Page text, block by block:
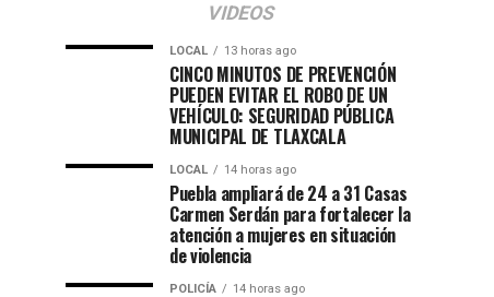
VIDEOS
LOCAL 13 horas ago
CINCO MINUTOS DE PREVENCIÓN
PUEDEN EVITAR EL ROBO DE UN
VEHÍCULO: SEGURIDAD PÚBLICA
MUNICIPAL DE TLAXCALA
LOCAL 14 horas ago
Puebla ampliará de 24 a 31 Casas
Carmen Serdán para fortalecer la
atención a mujeres en situación
de violencia
POLICÍA 14 horas ago